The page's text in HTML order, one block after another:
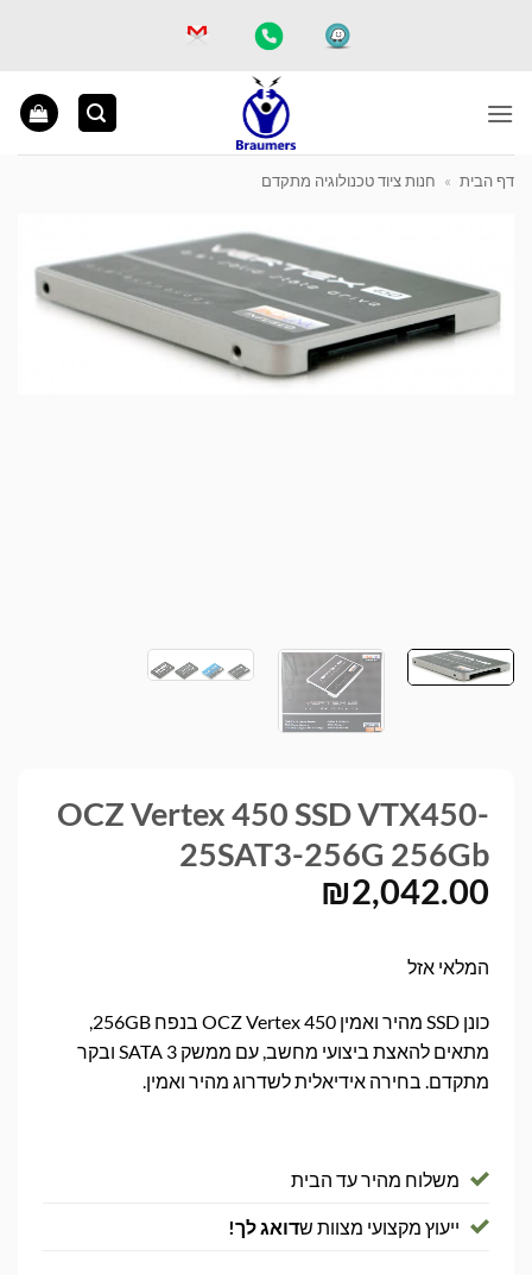
דף הבית » חנות ציוד טכנולוגיה מתקדם
OCZ Vertex 450 SSD VTX450-
25SAT3-256G 256Gb
₪2,042.00
המלאי אזל
כונן SSD מהיר ואמין OCZ Vertex 450 בנפח 256GB,
מתאים להאצת ביצועי מחשב, עם ממשק SATA 3 ובקר
מתקדם. בחירה אידיאלית לשדרוג מהיר ואמין.
משלוח מהיר עד הבית
ייעוץ מקצועי מצוות שדואג לך!